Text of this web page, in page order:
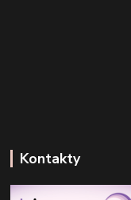
Kontakty